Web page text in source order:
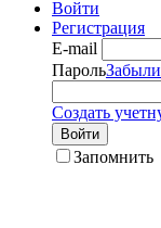
Войти
Регистрация
E-mail
Пароль
Создать
Войти
Запомнить